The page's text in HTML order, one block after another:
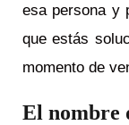
esa persona y
que estás
momento de
El nombre